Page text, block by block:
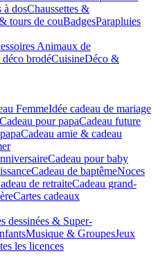
à dosChaussettes &
tours de couBadgesParapluies
Animaux de
brodéCuisineDéco &
FemmeIdée cadeau de mariage​
Cadeau pour papaCadeau future
Cadeau amie & cadeau
Cadeau pour baby
Cadeau de baptêmeNoces
de retraiteCadeau grand-
Cartes cadeaux
dessinées & Super-
Musique & GroupesJeux
les licences